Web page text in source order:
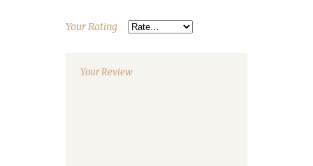
Your Rating